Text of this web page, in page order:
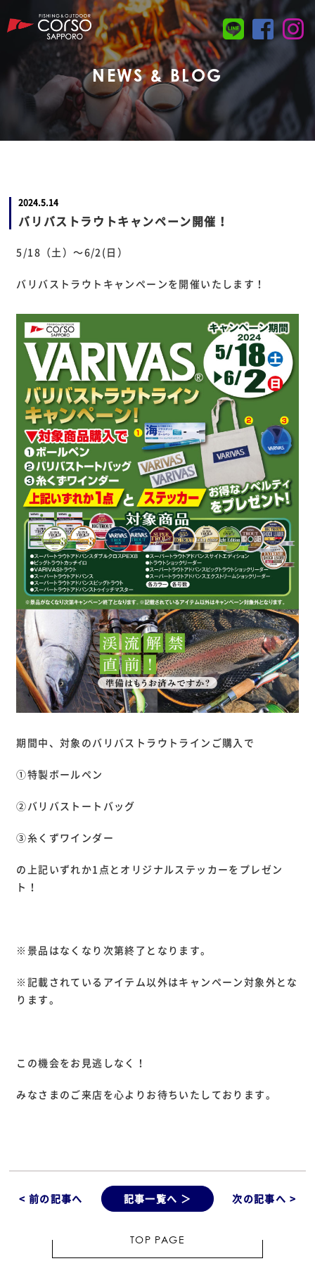
NEWS & BLOG
2024.5.14
バリバストラウトキャンペーン開催！
5/18（土）～6/2(日）
バリバストラウトキャンペーンを開催いたします！
期間中、対象のバリバストラウトラインご購入で
①特製ボールペン
②バリバストートバッグ
③糸くずワインダー
の上記いずれか1点とオリジナルステッカーをプレゼン
ト！
※景品はなくなり次第終了となります。
※記載されているアイテム以外はキャンペーン対象外とな
ります。
この機会をお見逃しなく！
みなさまのご来店を心よりお待ちいたしております。
< 前の記事へ 記事一覧へ ＞ 次の記事へ >
TOP PAGE